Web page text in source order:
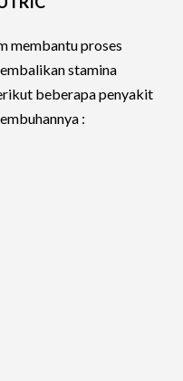
membantu proses
stamina
beberapa penyakit
: